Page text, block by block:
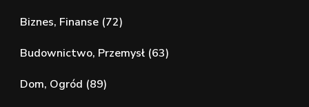
Biznes, Finanse (72)
Budownictwo, Przemysł (63)
Dom, Ogród (89)